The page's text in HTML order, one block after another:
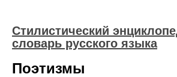
Стилистический
словарь русского языка
Поэтизмы